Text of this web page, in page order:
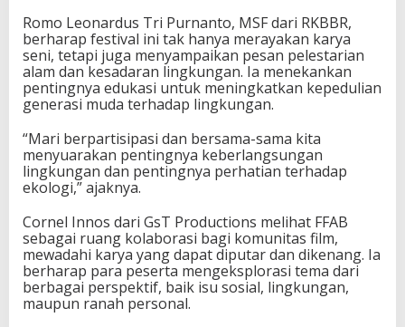
Romo Leonardus Tri Purnanto, MSF dari RKBBR,
berharap festival ini tak hanya merayakan karya
seni, tetapi juga menyampaikan pesan pelestarian
alam dan kesadaran lingkungan. Ia menekankan
pentingnya edukasi untuk meningkatkan kepedulian
generasi muda terhadap lingkungan.
“Mari berpartisipasi dan bersama-sama kita
menyuarakan pentingnya keberlangsungan
lingkungan dan pentingnya perhatian terhadap
ekologi,” ajaknya.
Cornel Innos dari GsT Productions melihat FFAB
sebagai ruang kolaborasi bagi komunitas film,
mewadahi karya yang dapat diputar dan dikenang. Ia
berharap para peserta mengeksplorasi tema dari
berbagai perspektif, baik isu sosial, lingkungan,
maupun ranah personal.